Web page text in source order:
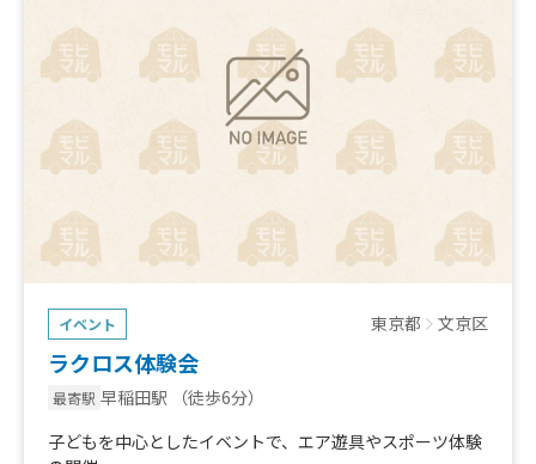
イベント 東京都 文京区
ラクロス体験会
最寄駅 早稲田駅
（徒歩6分）
子どもを中心としたイベントで、エア遊具やスポーツ体験